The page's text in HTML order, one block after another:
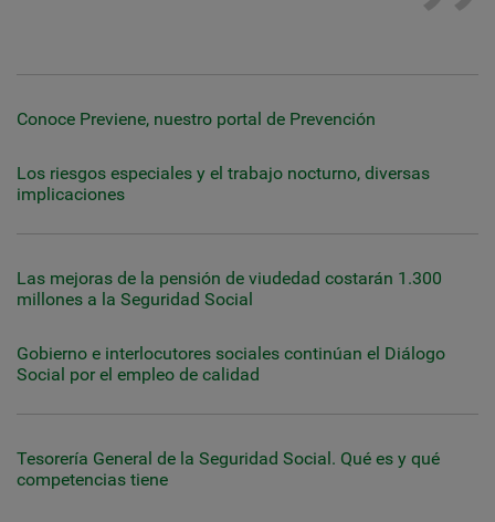
Conoce Previene, nuestro portal de Prevención
Los riesgos especiales y el trabajo nocturno, diversas
implicaciones
Las mejoras de la pensión de viudedad costarán 1.300
millones a la Seguridad Social
Gobierno e interlocutores sociales continúan el Diálogo
Social por el empleo de calidad
Tesorería General de la Seguridad Social. Qué es y qué
competencias tiene